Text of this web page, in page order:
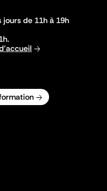
de 11h à 19h